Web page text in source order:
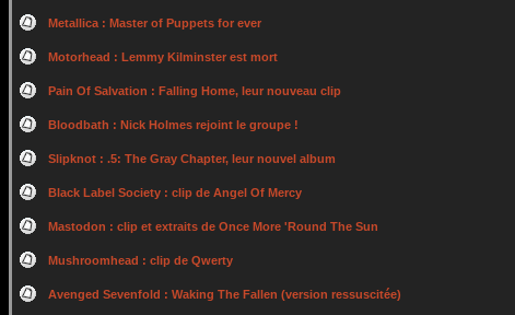
Metallica : Master of Puppets for ever
Motorhead : Lemmy Kilminster est mort
Pain Of Salvation : Falling Home, leur nouveau clip
Bloodbath : Nick Holmes rejoint le groupe !
Slipknot : .5: The Gray Chapter, leur nouvel album
Black Label Society : clip de Angel Of Mercy
Mastodon : clip et extraits de Once More 'Round The Sun
Mushroomhead : clip de Qwerty
Avenged Sevenfold : Waking The Fallen (version ressuscitée)